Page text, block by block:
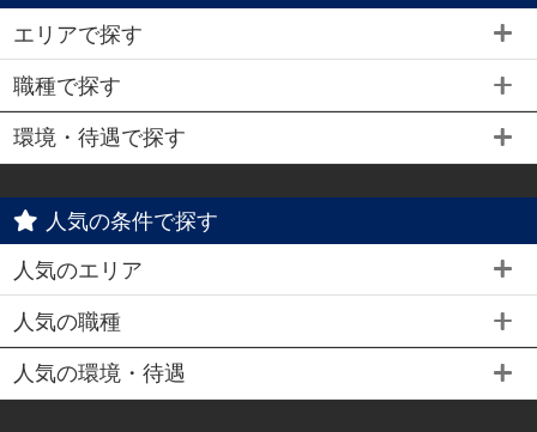
エリアで探す
職種で探す
環境・待遇で探す
人気の条件で探す
人気のエリア
人気の職種
人気の環境・待遇